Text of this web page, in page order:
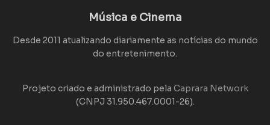
Música e Cinema
Desde 2011 atualizando diariamente as notícias do mundo
do entretenimento.
Projeto criado e administrado pela Caprara Network
(CNPJ 31.950.467.0001-26).